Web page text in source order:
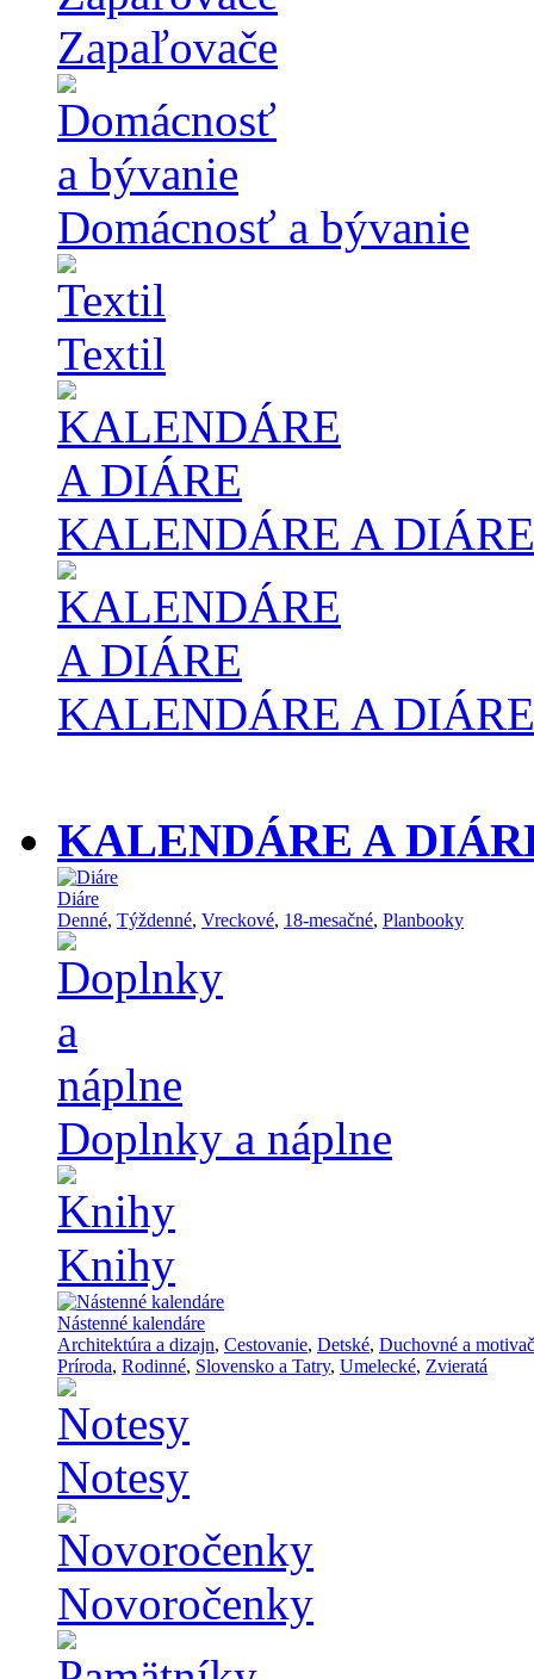
Zapaľovače
Domácnosť a bývanie
Textil
KALENDÁRE A DIÁRE
KALENDÁRE A DIÁRE
KALENDÁRE A
Diáre
Denné, Týždenné, Vreckové, 18-mesačné, Planbooky
Doplnky a náplne
Knihy
Nástenné kalendáre
Architektúra a dizajn, Cestovanie, Detské, Duchovné a
Príroda, Rodinné, Slovensko a Tatry, Umelecké, Zvieratá
Notesy
Novoročenky